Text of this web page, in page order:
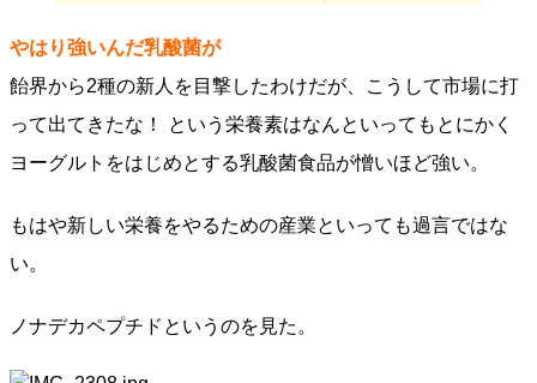
やはり強いんだ乳酸菌が
飴界から2種の新人を目撃したわけだが、こうして市場に打
って出てきたな！ という栄養素はなんといってもとにかく
ヨーグルトをはじめとする乳酸菌食品が憎いほど強い。
もはや新しい栄養をやるための産業といっても過言ではな
い。
ノナデカペプチドというのを見た。